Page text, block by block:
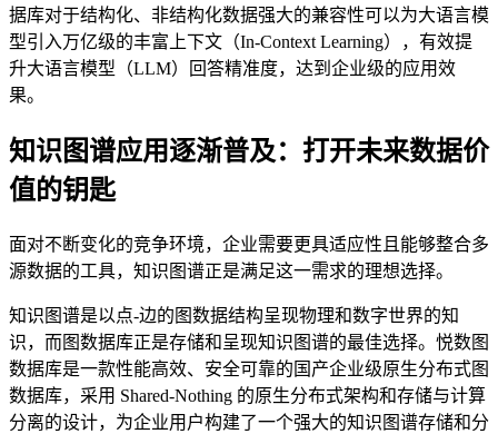
据库对于结构化、非结构化数据强大的兼容性可以为大语言模
型引入万亿级的丰富上下文（In-Context Learning），有效提
升大语言模型（LLM）回答精准度，达到企业级的应用效
果。
知识图谱应用逐渐普及：打开未来数据价
值的钥匙
面对不断变化的竞争环境，企业需要更具适应性且能够整合多
源数据的工具，知识图谱正是满足这一需求的理想选择。
知识图谱是以点-边的图数据结构呈现物理和数字世界的知
识，而图数据库正是存储和呈现知识图谱的最佳选择。悦数图
数据库是一款性能高效、安全可靠的国产企业级原生分布式图
数据库，采用 Shared-Nothing 的原生分布式架构和存储与计算
分离的设计，为企业用户构建了一个强大的知识图谱存储和分